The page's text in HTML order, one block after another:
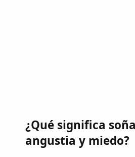
¿Qué significa
angustia y miedo?